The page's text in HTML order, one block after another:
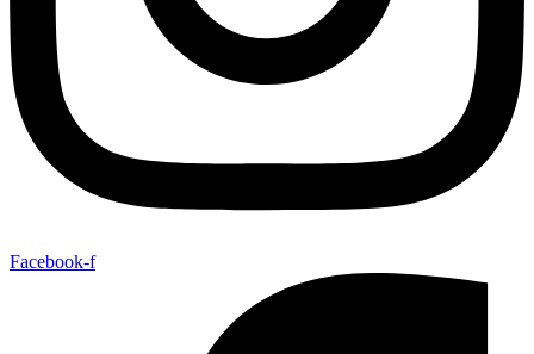
Facebook-f